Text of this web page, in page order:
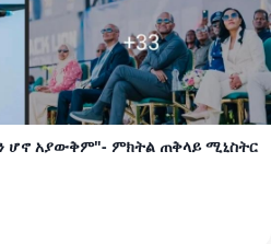
ሆኖ አያውቅም"- ምክትል ጠቅላይ ሚኒስትር